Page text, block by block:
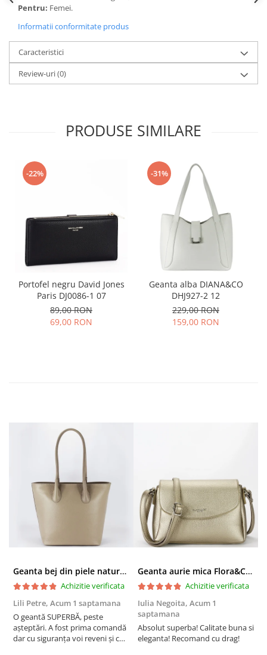
Pentru: Femei.
Informatii conformitate produs
Caracteristici
Review-uri(0)
PRODUSE SIMILARE
-22%
Portofel negru David Jones
Paris DJ0086-1 07
89,00 RON
69,00 RON
-31%
Geanta alba DIANA&CO
DHJ927-2 12
229,00 RON
159,00 RON
Geanta bej din piele naturala 8966 123
Achizitie verificata
Lili Petre, Acum 1 saptamana
O geantă SUPERBĂ, peste
așteptări. A fost prima comandă
dar cu siguranța voi reveni și cu
Geanta aurie mica Flora&CO Paris H6930 16
Achizitie verificata
Iulia Negoita, Acum 1
saptamana
Absolut superba! Calitate buna si
eleganta! Recomand cu drag!